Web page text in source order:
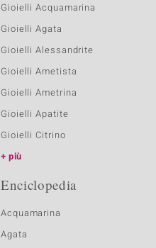
Gioielli Acquamarina
Gioielli Agata
Gioielli Alessandrite
Gioielli Ametista
Gioielli Ametrina
Gioielli Apatite
Gioielli Citrino
più
Enciclopedia
Acquamarina
Agata